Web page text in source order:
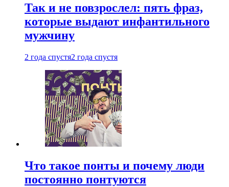
Так и не повзрослел: пять фраз,
которые выдают инфантильного
мужчину
2 года спустя2 года спустя
Что такое понты и почему люди
постоянно понтуются